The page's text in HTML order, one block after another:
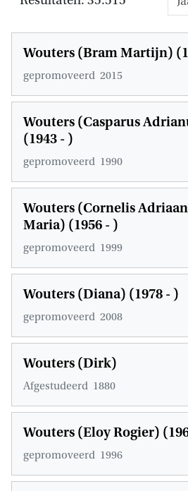
Wouters (Bram Martijn)
gepromoveerd 2015
Wouters (Casparus
(1943 - )
gepromoveerd 1990
Wouters (Cornelis
Maria) (1956 - )
gepromoveerd 1999
Wouters (Diana) (1978 - )
gepromoveerd 2008
Wouters (Dirk)
Afgestudeerd 1880
Wouters (Eloy Rogier)
gepromoveerd 1996